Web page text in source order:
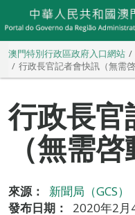
澳門特別行政區政府入口網站
行政長官記者會快訊（無需
行政長官
（無需
來源：
新聞局（GCS）
發布日期：
2020年2月